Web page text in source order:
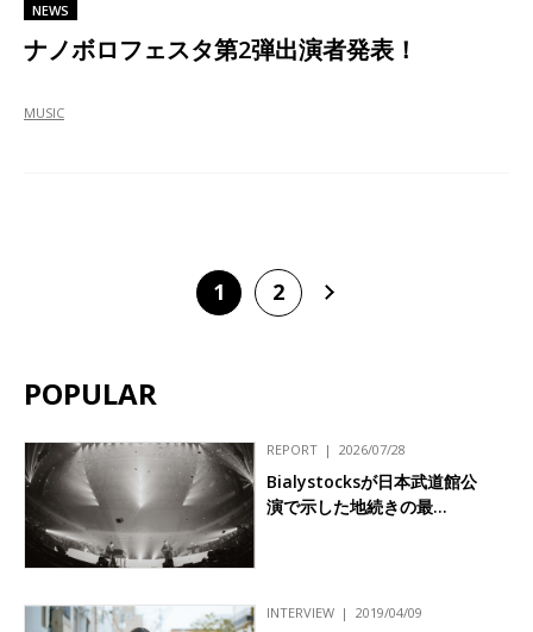
NEWS
ナノボロフェスタ第2弾出演者発表！
MUSIC
1 2
POPULAR
REPORT 2026/07/28
Bialystocksが日本武道館公
演で示した地続きの最…
INTERVIEW 2019/04/09